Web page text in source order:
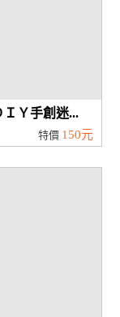
Ｙ手創迷...
特價 150元